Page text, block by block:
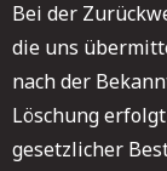
Bei der
die uns
nach der
Löschung
gesetzlicher